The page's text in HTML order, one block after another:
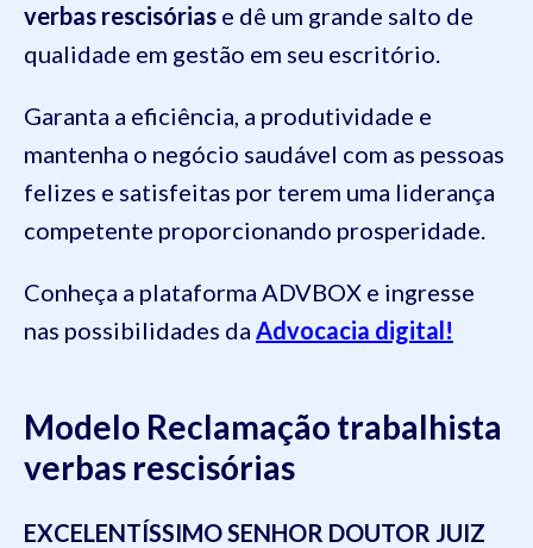
verbas rescisórias e dê um grande salto de
qualidade em gestão em seu escritório.
Garanta a eficiência, a produtividade e
mantenha o negócio saudável com as pessoas
felizes e satisfeitas por terem uma liderança
competente proporcionando prosperidade.
Conheça a plataforma ADVBOX e ingresse
nas possibilidades da Advocacia digital!
Modelo Reclamação trabalhista
verbas rescisórias
EXCELENTÍSSIMO SENHOR DOUTOR JUIZ